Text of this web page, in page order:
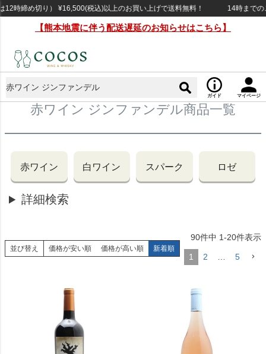
時締め切り） ¥16,500(税込)以上のお買い上げで送料無料！ 14時までの
【熊本地震に伴う配送遅延のお知らせはこちら】
ガイド マイページ
赤ワイン ジンファンデル商品一覧
赤ワイン 白ワイン スパーク ロゼ
詳細検索
並び替え 価格が安い順 価格が高い順 新着順
90件中 1-20件表示
1 2 … 5